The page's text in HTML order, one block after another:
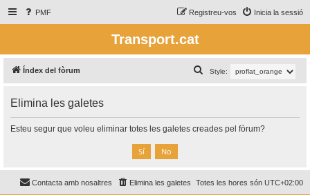
PMF Inicia la sessió
Registreu-vos
Transport.cat
Índex del fòrum Style:
e
c
Elimina les galetes
Esteu segur que voleu eliminar totes les galetes creades pel fòrum?
Totes les hores són UTC+02:00
Elimina les galetes
Contacta amb nosaltres